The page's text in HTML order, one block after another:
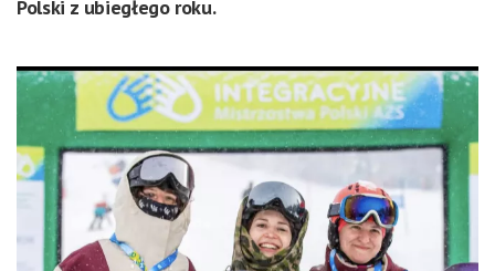
Polski z ubiegłego roku.